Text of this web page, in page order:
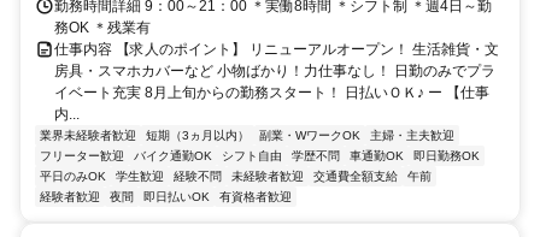
勤務時間詳細 9：00～21：00 ＊実働8時間 ＊シフト制 ＊週4日～勤
務OK ＊残業有
仕事内容 【求人のポイント】 リニューアルオープン！ 生活雑貨・文
房具・スマホカバーなど 小物ばかり！力仕事なし！ 日勤のみでプラ
イベート充実 8月上旬からの勤務スタート！ 日払いＯＫ♪ ー 【仕事
内...
業界未経験者歓迎 短期（3ヵ月以内） 副業・WワークOK
主婦・主夫歓迎
フリーター歓迎
バイク通勤OK シフト自由 学歴不問 車通勤OK
即日勤務OK
平日のみOK
学生歓迎 経験不問 未経験者歓迎 交通費全額支給
午前
経験者歓迎
夜間 即日払いOK 有資格者歓迎